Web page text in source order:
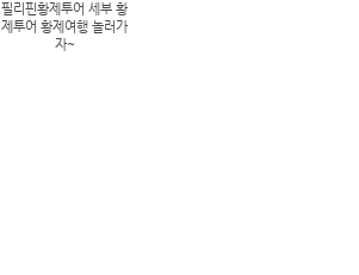
필리핀황제투어 세부 황
제투어 황제여행 놀러가
자~